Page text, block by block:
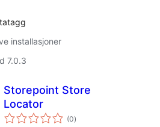
installasjoner
7.0.3
Storepoint Store
Locator
(0totale
vurderinger
)